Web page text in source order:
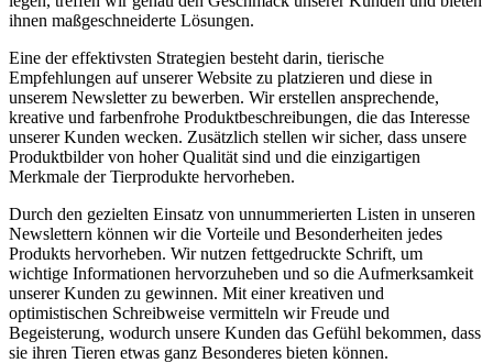
ihnen maßgeschneiderte Lösungen.
Eine der effektivsten Strategien besteht darin, tierische
Empfehlungen auf unserer Website zu platzieren und diese in
unserem Newsletter zu bewerben. Wir erstellen⁤ ansprechende,
kreative ‌und farbenfrohe Produktbeschreibungen, die das Interesse​
unserer Kunden wecken. Zusätzlich stellen wir sicher, ‌dass unsere
Produktbilder von‍ hoher Qualität sind und die einzigartigen
Merkmale der ⁤Tierprodukte hervorheben.
Durch⁢ den gezielten Einsatz von unnummerierten Listen in unseren
Newslettern können wir die Vorteile und Besonderheiten jedes
Produkts hervorheben. Wir⁤ nutzen fettgedruckte Schrift, ⁢um
wichtige Informationen hervorzuheben und so die Aufmerksamkeit‌
unserer Kunden zu gewinnen. Mit einer kreativen und
optimistischen Schreibweise ​vermitteln wir Freude und
Begeisterung, ⁤wodurch‍ unsere Kunden das Gefühl bekommen, dass
sie ihren Tieren etwas ganz Besonderes bieten können.